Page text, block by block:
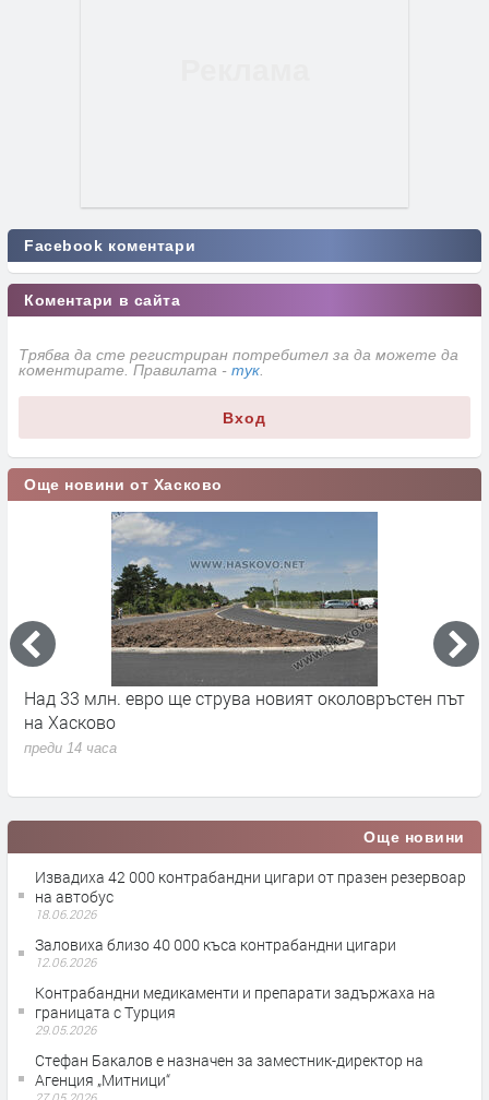
Facebook коментари
Коментари в сайта
Трябва да сте регистриран потребител за да можете да
коментирате. Правилата - тук
Вход
Още новини от Хасково
Над 33 млн. евро ще струва новият околовръстен път
на Хасково
преди 14 часа
Още новини
Извадиха 42 000 контрабандни цигари от празен резервоар
на автобус
18.06.2026
Заловиха близо 40 000 къса контрабандни цигари
12.06.2026
Контрабандни медикаменти и препарати задържаха на
границата с Турция
29.05.2026
Стефан Бакалов е назначен за заместник-директор на
Агенция „Митници“